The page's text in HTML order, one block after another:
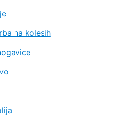
na kolesih